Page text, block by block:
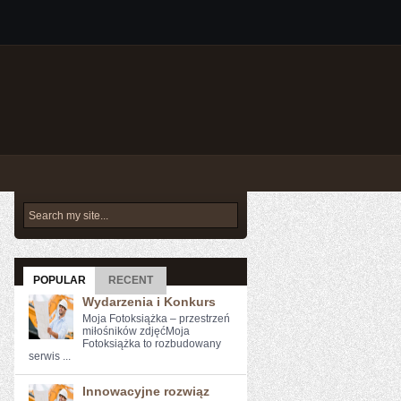
POPULAR RECENT
Wydarzenia i Konkurs
Moja Fotoksiążka – przestrzeń
miłośników zdjęćMoja
Fotoksiążka to rozbudowany
serwis ...
Innowacyjne rozwiąz